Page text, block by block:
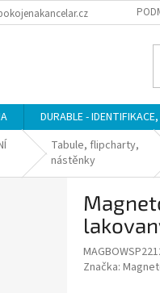
DURABLE -
Tabule, flipcharty,
nástěnky
Značka: